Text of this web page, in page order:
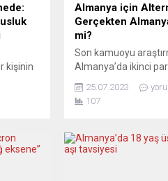
kişinin
Almanya için
Gerçekten
mi?
Son kamuoyu
Almanya’da ikinci
İçin Alternatif’i (AfD)
bir makale kaleme
“AfD gerçekten
alternatif mi?”
25.07.2023
107